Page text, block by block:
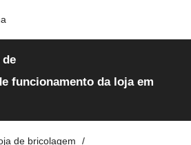
funcionamento da loja em
de bricolagem